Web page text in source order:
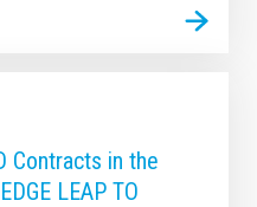
Contracts in the
LEAP TO